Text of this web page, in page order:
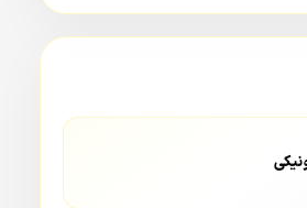
انتقال تصویر بر روی گوشی‌های
قدرتمند و امن، به شما اجازه می‌دهد
هر ساعت از شبانه‌روز، بر محل کار یا
باشید. سادگی در نصب، راه‌اندازی
دلایلی است که این مدل را به شدت